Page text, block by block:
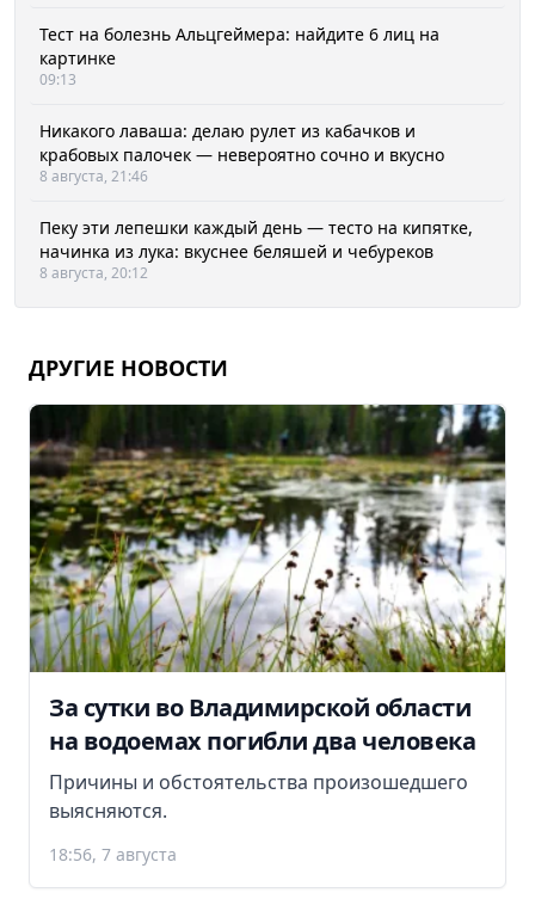
Тест на болезнь Альцгеймера: найдите 6 лиц на
картинке
09:13
Никакого лаваша: делаю рулет из кабачков и
крабовых палочек — невероятно сочно и вкусно
8 августа, 21:46
Пеку эти лепешки каждый день — тесто на кипятке,
начинка из лука: вкуснее беляшей и чебуреков
8 августа, 20:12
ДРУГИЕ НОВОСТИ
За сутки во Владимирской области
на водоемах погибли два человека
Причины и обстоятельства произошедшего
выясняются.
18:56, 7 августа